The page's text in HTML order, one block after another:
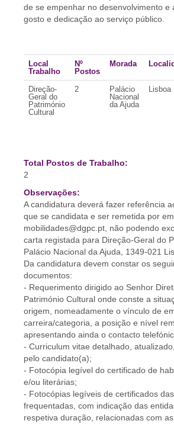
de se empenhar no desenvolvimento e
gosto e dedicação ao serviço público.
Local
Trabalho
Nº
Postos
Morada
Direção-
Geral do
Património
Cultural
2
Palácio
Nacional
da Ajuda
Lisboa
Total Postos de Trabalho:
2
Observações:
A candidatura deverá fazer referência
que se candidata e ser remetida por
mobilidades@dgpc.pt, não podendo
carta registada para Direção-Geral do
Palácio Nacional da Ajuda, 1349-021
Da candidatura devem constar os
documentos:
- Requerimento dirigido ao Senhor
Património Cultural onde conste a
origem, nomeadamente o vínculo de
carreira/categoria, a posição e nível
apresentando ainda o contacto
- Curriculum vitae detalhado,
pelo candidato(a);
- Fotocópia legível do certificado de
e/ou literárias;
- Fotocópias legíveis de certificados
frequentadas, com indicação das
respetiva duração, relacionadas com